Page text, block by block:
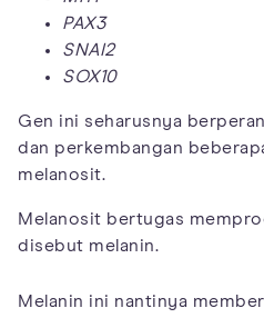
PAX3
SNAI2
SOX10
Gen ini seharusnya
dan perkembangan
melanosit.
Melanosit bertugas
disebut melanin.
Melanin ini nantinya